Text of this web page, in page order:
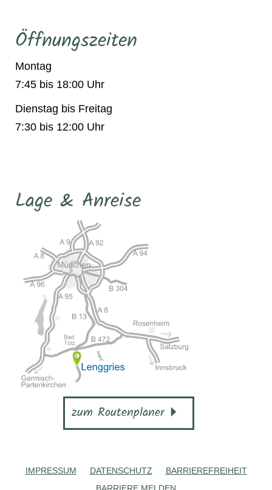
Öffnungszeiten
Montag
7:45 bis 18:00 Uhr
Dienstag bis Freitag
7:30 bis 12:00 Uhr
Lage & Anreise
zum Routenplaner
IMPRESSUM DATENSCHUTZ
BARRIEREFREIHEIT
BARRIERE MELDEN